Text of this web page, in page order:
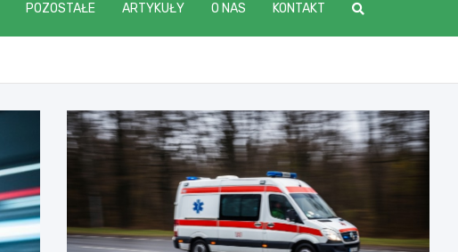
POZOSTAŁE ARTYKUŁY O NAS KONTAKT